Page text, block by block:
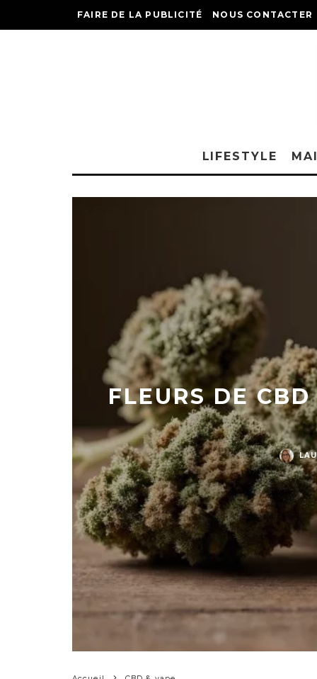
FAIRE DE LA PUBLICITÉ NOUS CONTACTER
LIFESTYLE
FLEURS DE